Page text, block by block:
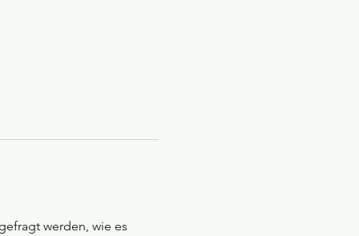
werden, wie es